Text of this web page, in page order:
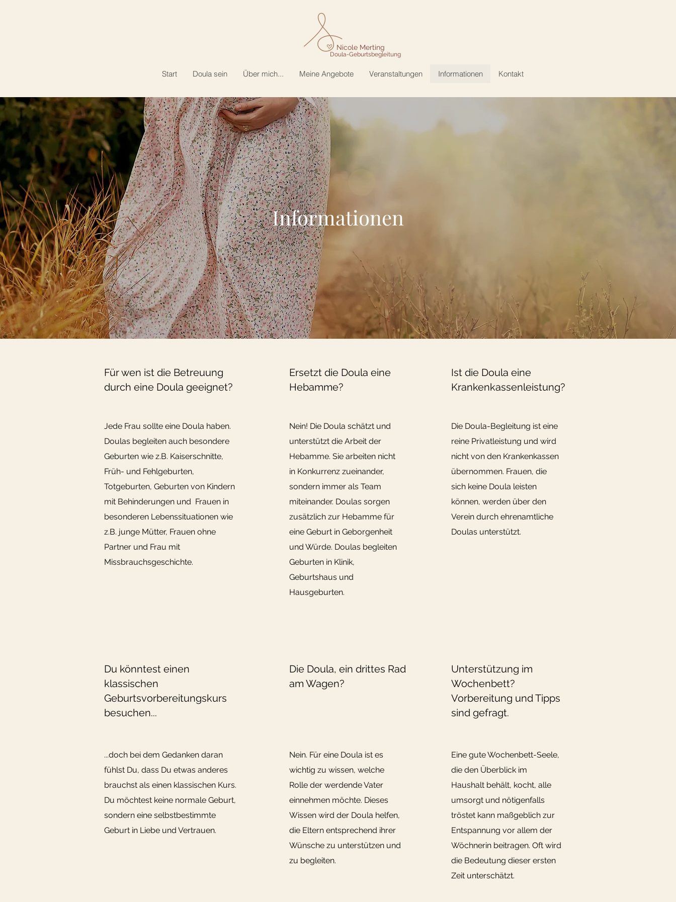
Nicole Merting
Doula-Geburtsbegleitung
Start Doula sein Über mich... Meine Angebote Veranstaltungen Informationen Kontakt
Informationen
Für wen ist die Betreuung
durch eine Doula geeignet?
Jede Frau sollte eine Doula haben.
Doulas begleiten auch besondere
Geburten wie z.B. Kaiserschnitte,
Früh- und Fehlgeburten,
Totgeburten, Geburten von Kindern
mit Behinderungen und Frauen in
besonderen Lebenssituationen wie
z.B. junge Mütter, Frauen ohne
Partner und Frau mit
Missbrauchsgeschichte.
Ersetzt die Doula eine
Hebamme?
Nein! Die Doula schätzt und
unterstützt die Arbeit der
Hebamme. Sie arbeiten nicht
in Konkurrenz zueinander,
sondern immer als Team
miteinander. Doulas sorgen
zusätzlich zur Hebamme für
eine Geburt in Geborgenheit
und Würde. Doulas begleiten
Geburten in Klinik,
Geburtshaus und
Hausgeburten.
Ist die Doula eine
Krankenkassenleistung?
Die Doula-Begleitung ist eine
reine Privatleistung und wird
nicht von den Krankenkassen
übernommen. Frauen, die
sich keine Doula leisten
können, werden über den
Verein durch ehrenamtliche
Doulas unterstützt.
Du könntest einen
klassischen
Geburtsvorbereitungskurs
besuchen...
Die Doula, ein drittes Rad
am Wagen?
Unterstützung im
Wochenbett?
Vorbereitung und Tipps
sind gefragt.
...doch bei dem Gedanken daran
fühlst Du, dass Du etwas anderes
brauchst als einen klassischen Kurs.
Du möchtest keine normale Geburt,
sondern eine selbstbestimmte
Geburt in Liebe und Vertrauen.
Nein. Für eine Doula ist es
wichtig zu wissen, welche
Rolle der werdende Vater
einnehmen möchte. Dieses
Wissen wird der Doula helfen,
die Eltern entsprechend ihrer
Wünsche zu unterstützen und
zu begleiten.
Eine gute Wochenbett-Seele,
die den Überblick im
Haushalt behält, kocht, alle
umsorgt und nötigenfalls
tröstet kann maßgeblich zur
Entspannung vor allem der
Wöchnerin beitragen. Oft wird
die Bedeutung dieser ersten
Zeit unterschätzt.